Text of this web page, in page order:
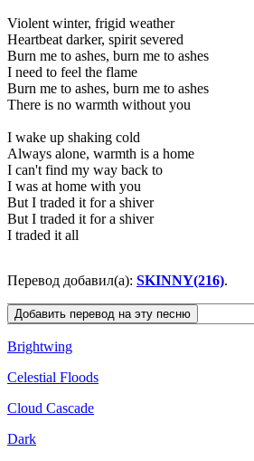
Violent winter, frigid weather
Heartbeat darker, spirit severed
Burn me to ashes, burn me to ashes
I need to feel the flame
Burn me to ashes, burn me to ashes
There is no warmth without you
I wake up shaking cold
Always alone, warmth is a home
I can't find my way back to
I was at home with you
But I traded it for a shiver
But I traded it for a shiver
I traded it all
Перевод добавил(а): SKINNY(216).
Brightwing
Celestial Floods
Cloud Cascade
Dark